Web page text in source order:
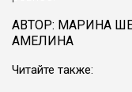
АВТОР: МАРИНА
АМЕЛИНА
Читайте также: